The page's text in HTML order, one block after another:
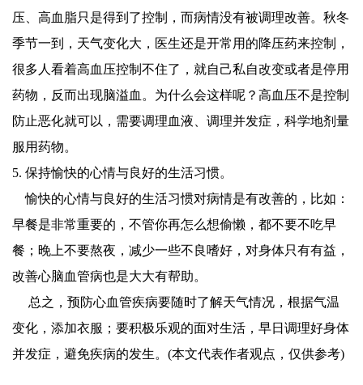
压、高血脂只是得到了控制，而病情没有被调理改善。秋冬
季节一到，天气变化大，医生还是开常用的降压药来控制，
很多人看着高血压控制不住了，就自己私自改变或者是停用
药物，反而出现脑溢血。为什么会这样呢？高血压不是控制
防止恶化就可以，需要调理血液、调理并发症，科学地剂量
服用药物。
5. 保持愉快的心情与良好的生活习惯。
愉快的心情与良好的生活习惯对病情是有改善的，比如：
早餐是非常重要的，不管你再怎么想偷懒，都不要不吃早
餐；晚上不要熬夜，减少一些不良嗜好，对身体只有有益，
改善心脑血管病也是大大有帮助。
总之，预防心血管疾病要随时了解天气情况，根据气温
变化，添加衣服；要积极乐观的面对生活，早日调理好身体
并发症，避免疾病的发生。(本文代表作者观点，仅供参考)